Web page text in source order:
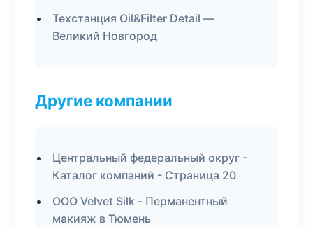
Техстанция Oil&Filter Detail —
Великий Новгород
Другие компании
Центральный федеральный округ -
Каталог компаний - Страница 20
ООО Velvet Silk - Перманентный
макияж в Тюмень